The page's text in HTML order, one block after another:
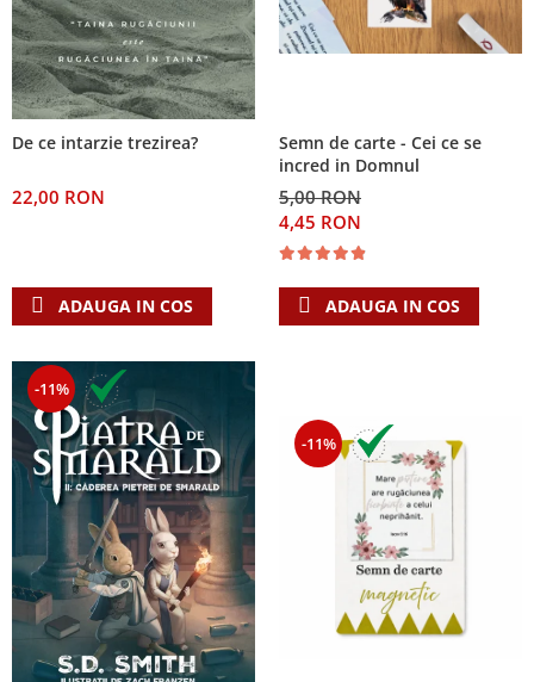
De ce intarzie trezirea?
22,00 RON
ADAUGA IN COS
Semn de carte - Cei ce se
incred in Domnul
5,00 RON
4,45 RON
ADAUGA IN COS
-11%
-11%